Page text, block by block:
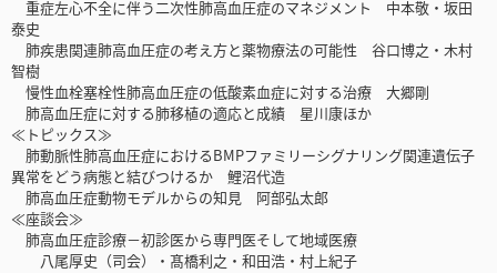
重症左心不全に伴う二次性肺高血圧症のマネジメント 中本敬・坂田
泰史
肺疾患関連肺高血圧症の考え方と薬物療法の可能性 谷口博之・木村
智樹
慢性血栓塞栓性肺高血圧症の低酸素血症に対する治療 大郷剛
肺高血圧症に対する肺移植の適応と成績 星川康ほか
≪トピックス≫
肺動脈性肺高血圧症におけるBMPファミリーシグナリング関連遺伝子
異常をどう病態と結びつけるか 鯉沼代造
肺高血圧症動物モデルからの知見 阿部弘太郎
≪座談会≫
肺高血圧症診療－初診医から専門医そして地域医療
八尾厚史（司会）・髙橋利之・和田浩・村上紀子